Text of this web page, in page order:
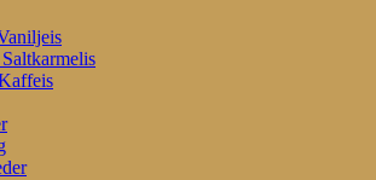
Saltkarmelis